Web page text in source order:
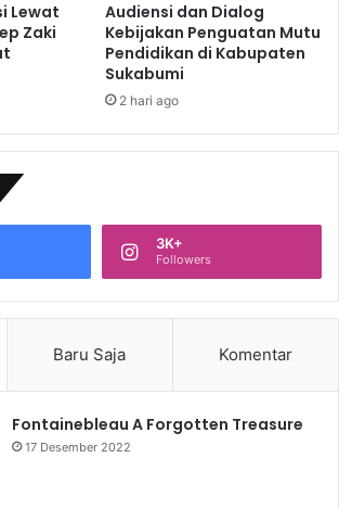
Lewat
Zaki
Audiensi dan Dialog
Kebijakan Penguatan Mutu
Pendidikan di Kabupaten
Sukabumi
2 hari ago
3K+
Followers
Baru Saja Komentar
Fontainebleau A Forgotten Treasure
17 Desember 2022